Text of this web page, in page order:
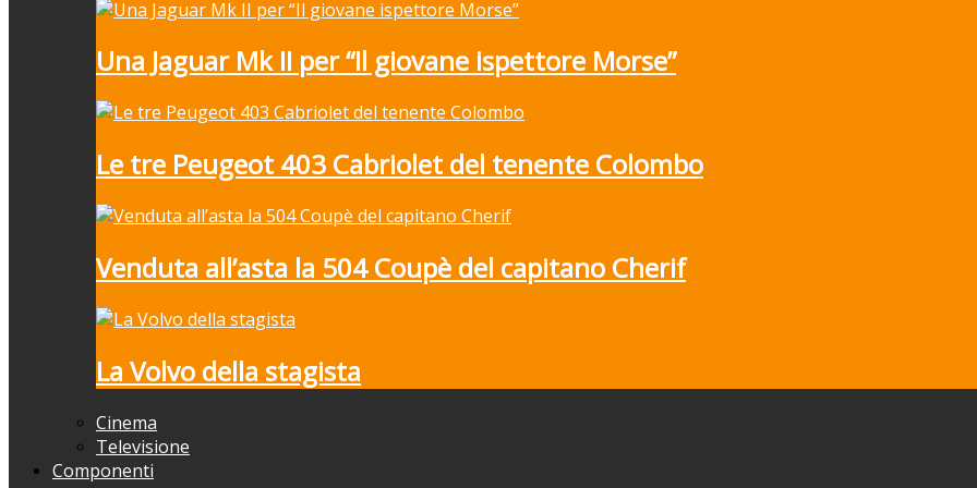
Una Jaguar Mk II per “Il giovane ispettore Morse”
Le tre Peugeot 403 Cabriolet del tenente Colombo
Venduta all’asta la 504 Coupè del capitano Cherif
La Volvo della stagista
Cinema
Televisione
Componenti